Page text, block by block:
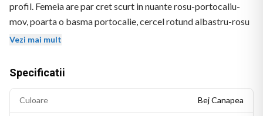
profil. Femeia are par cret scurt in nuante rosu-portocaliu-
mov, poarta o basma portocalie, cercel rotund albastru-rosu
si un top rosu-verde. Culori vii in tuse late. Fara text vizibil.
Vezi mai mult
Specificatii
Culoare Bej Canapea